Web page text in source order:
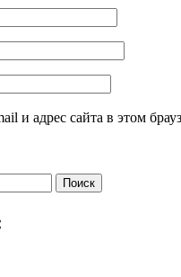
и адрес сайта в этом